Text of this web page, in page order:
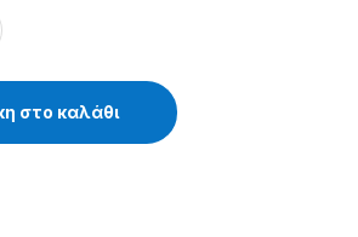
- 80.20.01.048 quantity
στο καλάθι